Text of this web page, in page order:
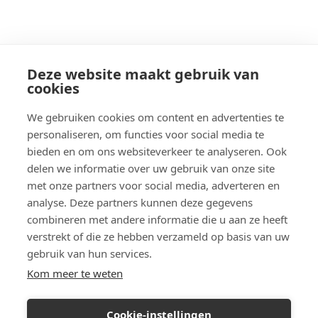
Deze website maakt gebruik van
cookies
We gebruiken cookies om content en advertenties te
personaliseren, om functies voor social media te
bieden en om ons websiteverkeer te analyseren. Ook
delen we informatie over uw gebruik van onze site
met onze partners voor social media, adverteren en
analyse. Deze partners kunnen deze gegevens
combineren met andere informatie die u aan ze heeft
verstrekt of die ze hebben verzameld op basis van uw
gebruik van hun services.
Kom meer te weten
Cookie-instellingen